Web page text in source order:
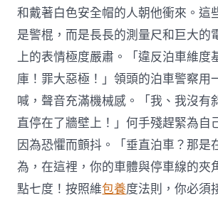
和戴著白色安全帽的人朝他衝來。這
是警棍，而是長長的測量尺和巨大的
上的表情極度嚴肅。「違反泊車維度
庫！罪大惡極！」領頭的泊車警察用
喊，聲音充滿機械感。「我、我沒有
直停在了牆壁上！」何手殘趕緊為自
因為恐懼而顫抖。「垂直泊車？那是
為，在這裡，你的車體與停車線的
點七度！按照維包養度法則，你必須